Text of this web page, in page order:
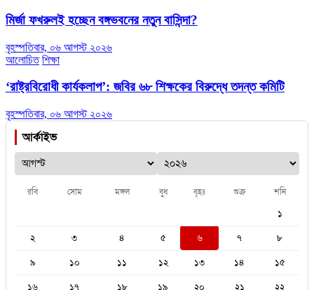
মির্জা ফখরুলই হচ্ছেন বঙ্গভবনের নতুন বাসিন্দা?
বৃহস্পতিবার, ০৬ আগস্ট ২০২৬
আলোচিত শিক্ষা
‘রাষ্ট্রবিরোধী কার্যকলাপ’: জবির ৬৮ শিক্ষকের বিরুদ্ধে তদন্ত কমিটি
বৃহস্পতিবার, ০৬ আগস্ট ২০২৬
আর্কাইভ
রবি সোম মঙ্গল বুধ বৃহঃ শুক্র শনি
১
২
৩ ৪ ৫ ৬ ৭
৮
৯
১০ ১১ ১২ ১৩ ১৪
১৫
১৬
১৭ ১৮ ১৯ ২০ ২১ ২২